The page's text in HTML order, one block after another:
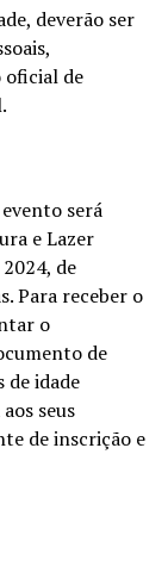
deverão ser
oficial de
será
e Lazer
de
Para receber o
o
de
de idade
seus
de inscrição e